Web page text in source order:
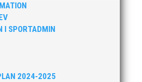
I SPORTADMIN
2024-2025
Allmänna Idrottsförening (MAI)
skapa glädje, gemenskap och
största
Malmö Allmänna Idrottsförening
strategisk,
och affärsinriktad...